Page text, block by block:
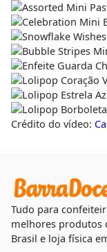
Crédito do vídeo:
Tudo para
melhores produtos
Brasil e loja física